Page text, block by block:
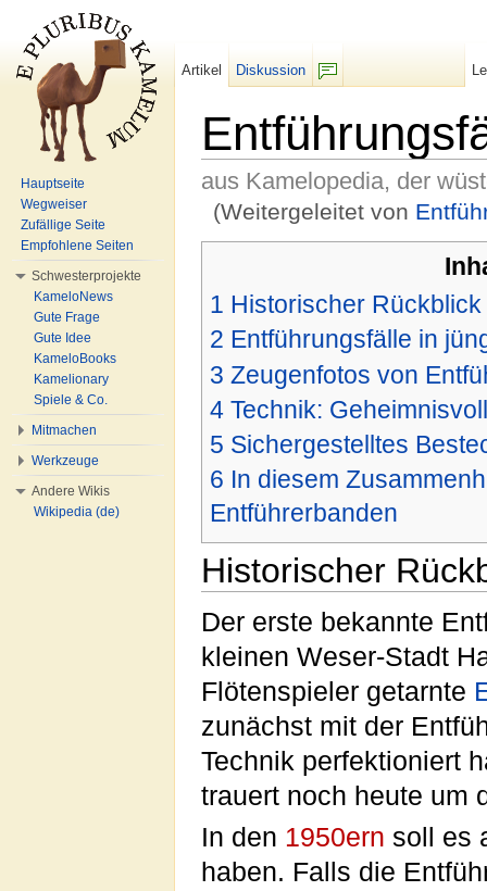
aus Kamelopedia, der
(Weitergeleitet von
1 Historischer Rückblick
2 Entführungsfälle in
3 Zeugenfotos von
4 Technik:
5 Sichergestelltes
6 In diesem
Entführerbanden
Historischer
Der erste bekannte
kleinen Weser-Stadt
Flötenspieler getarnte
zunächst mit der
Technik perfektioniert
trauert noch heute um
In den 1950ern soll es
haben. Falls die
Artikel
Diskussion
Hauptseite
Wegweiser
Zufällige Seite
Empfohlene Seiten
Schwesterprojekte
KameloNews
Gute Frage
Gute Idee
KameloBooks
Kamelionary
Spiele & Co.
Mitmachen
Werkzeuge
Andere Wikis
Wikipedia (de)